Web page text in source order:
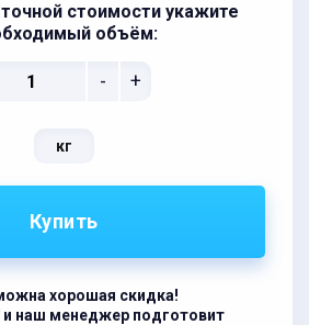
стоимости укажите
объём:
- +
кг
Купить
хорошая скидка!
и наш менеджер подготовит